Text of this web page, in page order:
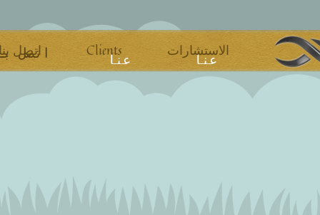
الاستشارات Clients اتصل بنا